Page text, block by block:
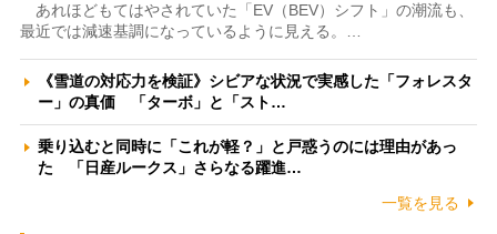
あれほどもてはやされていた「EV（BEV）シフト」の潮流も、
最近では減速基調になっているように見える。…
《雪道の対応力を検証》シビアな状況で実感した「フォレスタ
ー」の真価 「ターボ」と「スト…
乗り込むと同時に「これが軽？」と戸惑うのには理由があっ
た 「日産ルークス」さらなる躍進…
一覧を見る